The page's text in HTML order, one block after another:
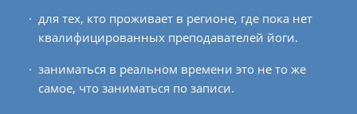
для тех, кто проживает в регионе, где пока нет
квалифицированных преподавателей йоги.
заниматься в реальном времени это не то же
самое, что заниматься по записи.